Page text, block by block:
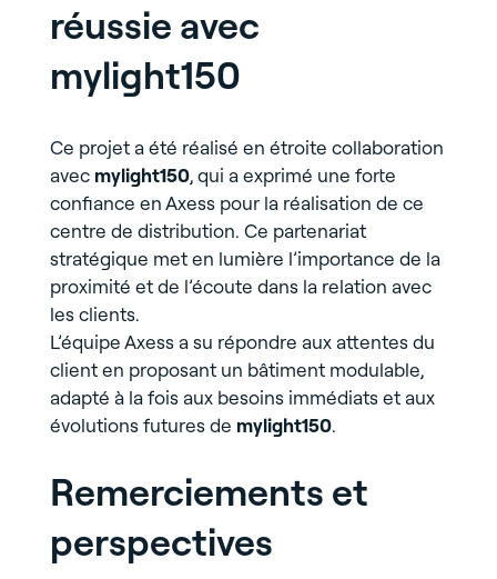
réussie avec
mylight150
Ce projet a été réalisé en étroite collaboration
avec mylight150, qui a exprimé une forte
confiance en Axess pour la réalisation de ce
centre de distribution. Ce partenariat
stratégique met en lumière l’importance de la
proximité et de l’écoute dans la relation avec
les clients.
L’équipe Axess a su répondre aux attentes du
client en proposant un bâtiment modulable,
adapté à la fois aux besoins immédiats et aux
évolutions futures de mylight150.
Remerciements et
perspectives